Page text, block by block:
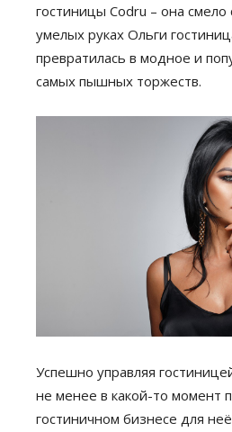
гостиницы Codru – она смело
умелых руках Ольги
превратилась в модное и
самых пышных торжеств.
Успешно управляя
не менее в какой-то момент
гостиничном бизнесе для